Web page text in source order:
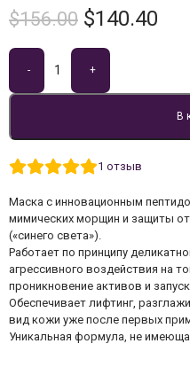
$156.00 $140.40
- +
В
1 отзыв
Маска с инновационным
мимических морщин и защиты
(«синего света»).
Работает по принципу
агрессивного воздействия на
проникновение активов и
Обеспечивает лифтинг,
вид кожи уже после первых
Уникальная формула, не